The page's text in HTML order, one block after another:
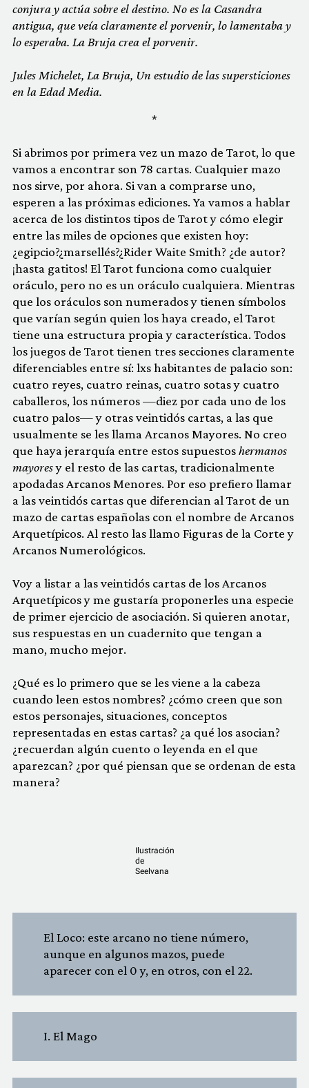
conjura y actúa sobre el destino. No es la Casandra
antigua, que veía claramente el porvenir, lo lamentaba y
lo esperaba. La Bruja crea el porvenir.
Jules Michelet, La Bruja, Un estudio de las supersticiones
en la Edad Media.
*
Si abrimos por primera vez un mazo de Tarot, lo que
vamos a encontrar son 78 cartas. Cualquier mazo
nos sirve, por ahora. Si van a comprarse uno,
esperen a las próximas ediciones. Ya vamos a hablar
acerca de los distintos tipos de Tarot y cómo elegir
entre las miles de opciones que existen hoy:
¿egipcio?¿marsellés?¿Rider Waite Smith? ¿de autor?
¡hasta gatitos! El Tarot funciona como cualquier
oráculo, pero no es un oráculo cualquiera. Mientras
que los oráculos son numerados y tienen símbolos
que varían según quien los haya creado, el Tarot
tiene una estructura propia y característica. Todos
los juegos de Tarot tienen tres secciones claramente
diferenciables entre sí: lxs habitantes de palacio son:
cuatro reyes, cuatro reinas, cuatro sotas y cuatro
caballeros, los números —diez por cada uno de los
cuatro palos— y otras veintidós cartas, a las que
usualmente se les llama Arcanos Mayores. No creo
que haya jerarquía entre estos supuestoshermanos
mayoresy el resto de las cartas, tradicionalmente
apodadas Arcanos Menores. Por eso prefiero llamar
a las veintidós cartas que diferencian al Tarot de un
mazo de cartas españolas con el nombre de Arcanos
Arquetípicos. Al resto las llamo Figuras de la Corte y
Arcanos Numerológicos.
Voy a listar a las veintidós cartas de los Arcanos
Arquetípicos y me gustaría proponerles una especie
de primer ejercicio de asociación. Si quieren anotar,
sus respuestas en un cuadernito que tengan a
mano, mucho mejor.
¿Qué es lo primero que se les viene a la cabeza
cuando leen estos nombres? ¿cómo creen que son
estos personajes, situaciones, conceptos
representadas en estas cartas? ¿a qué los asocian?
¿recuerdan algún cuento o leyenda en el que
aparezcan? ¿por qué piensan que se ordenan de esta
manera?
Ilustración
de
Seelvana
El Loco: este arcano no tiene número,
aunque en algunos mazos, puede
aparecer con el 0 y, en otros, con el 22.
I. El Mago